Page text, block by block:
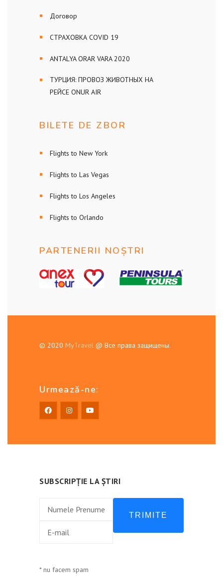
Договор
СТРАХОВКА COVID 19
ANTALYA ORAR VARA 2020
ТУРЦИЯ: ПРОВОЗ ЖИВОТНЫХ НА
РЕЙСЕ ONUR AIR
BILETE DE ZBOR
Flights to New York
Flights to Las Vegas
Flights to Los Angeles
Flights to Orlando
PARTENERII NOȘTRI
© 2020 MyTravel @ Все права защищены.
Urmează-ne:
SUBSCRIPȚIE LA ȘTIRI
TRIMITE
* nu facem spam